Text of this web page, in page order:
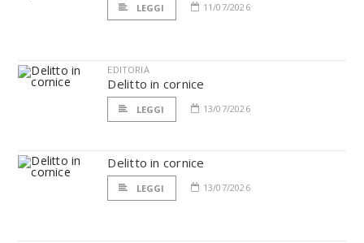
LEGGI 11/07/2026
EDITORIA
Delitto in cornice
LEGGI 13/07/2026
Delitto in cornice
LEGGI 13/07/2026